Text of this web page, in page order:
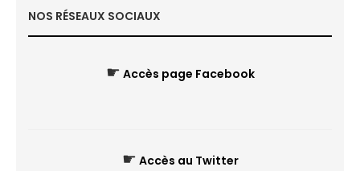
NOS RÉSEAUX SOCIAUX
☛ Accès page Facebook
☛ Accès au Twitter